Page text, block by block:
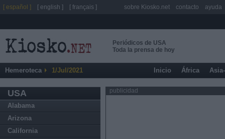
Periódicos de USA
Toda la prensa de hoy
Hemeroteca 1/Jul/2021 Inicio África
USA
Alabama
Arizona
California
publicidad
[ español ] [ english ] [ français ] sobre Kiosko.net contacto ayuda